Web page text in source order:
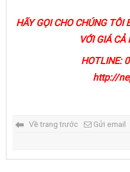
HÃY GỌI CHO CHÚNG TÔI
VỚI GIÁ CẢ
HOTLINE:
http://
Về trang trước Gửi email